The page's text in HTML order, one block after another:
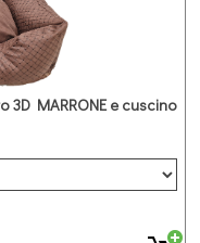
MARRONE e cuscino
MARRONE con
effetto